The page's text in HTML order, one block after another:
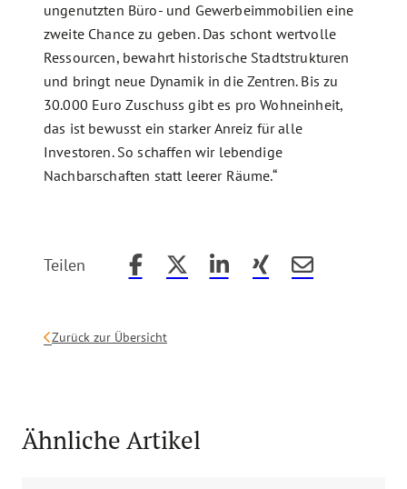
ungenutzten Büro- und Gewerbeimmobilien eine
zweite Chance zu geben. Das schont wertvolle
Ressourcen, bewahrt historische Stadtstrukturen
und bringt neue Dynamik in die Zentren. Bis zu
30.000 Euro Zuschuss gibt es pro Wohneinheit,
das ist bewusst ein starker Anreiz für alle
Investoren. So schaffen wir lebendige
Nachbarschaften statt leerer Räume.“
Teilen Beitrag auf Facebook teilen
Beitrag auf X teilen
Beitrag auf LinkedIn teilen
Beitrag auf Xing teilen
Beitrag per
Zurück zur Übersicht
Ähnliche Artikel